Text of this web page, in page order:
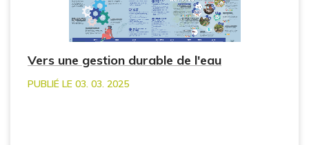
Vers une gestion durable de l'eau
PUBLIÉ LE 03. 03. 2025